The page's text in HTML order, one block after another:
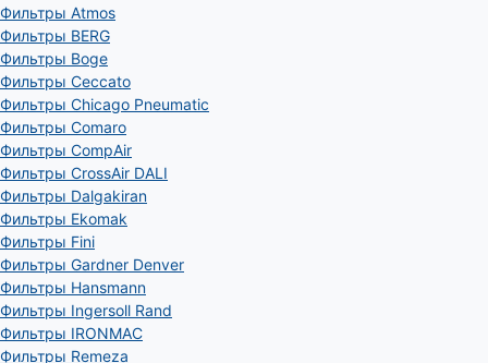
Фильтры Atmos
Фильтры BERG
Фильтры Boge
Фильтры Ceccato
Фильтры Chicago Pneumatic
Фильтры Comaro
Фильтры CompAir
Фильтры CrossAir DALI
Фильтры Dalgakiran
Фильтры Ekomak
Фильтры Fini
Фильтры Gardner Denver
Фильтры Hansmann
Фильтры Ingersoll Rand
Фильтры IRONMAC
Фильтры Remeza